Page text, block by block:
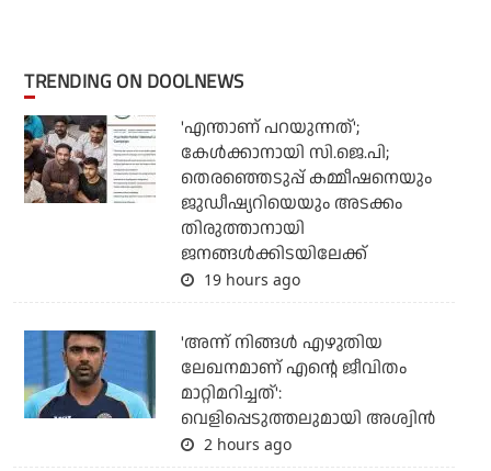
TRENDING ON DOOLNEWS
'എന്താണ് പറയുന്നത്';
കേള്‍ക്കാനായി സി.ജെ.പി;
തെരഞ്ഞെടുപ്പ് കമ്മീഷനെയും
ജുഡീഷ്യറിയെയും അടക്കം
തിരുത്താനായി
ജനങ്ങള്‍ക്കിടയിലേക്ക്
19 hours ago
'അന്ന് നിങ്ങള്‍ എഴുതിയ
ലേഖനമാണ് എന്റെ ജീവിതം
മാറ്റിമറിച്ചത്':
വെളിപ്പെടുത്തലുമായി അശ്വിന്‍
2 hours ago